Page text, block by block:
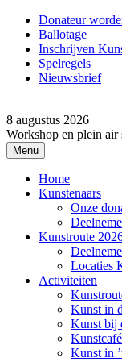
Donateur
Ballotage
Inschrijven
Spelregels
Nieuwsbrief
8 augustus 2026
Workshop en plein air
Menu
Home
Kunstenaars
Onze
Kunstroute
Locaties
Activiteiten
Kunst in
Kunst bij
Kunstcafé
Kunst in